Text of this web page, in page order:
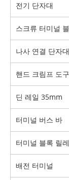
전기 단자대
스크류 터미널
나사 연결 단자대
핸드 크림프 도구
딘 레일 35mm
터미널 버스 바
터미널 블록 릴
배전 터미널